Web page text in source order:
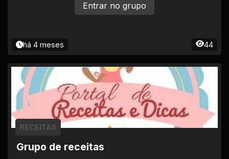
há 4 meses 44
Entrar no grupo
Grupo de receitas
RECEITAS